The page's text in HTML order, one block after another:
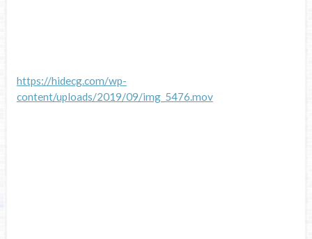
https://hidecg.com/wp-
content/uploads/2019/09/img_5476.mov